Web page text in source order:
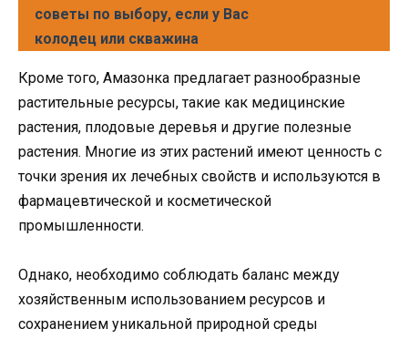
советы по выбору, если у Вас
колодец или скважина
Кроме того, Амазонка предлагает разнообразные
растительные ресурсы, такие как медицинские
растения, плодовые деревья и другие полезные
растения. Многие из этих растений имеют ценность с
точки зрения их лечебных свойств и используются в
фармацевтической и косметической
промышленности.
Однако, необходимо соблюдать баланс между
хозяйственным использованием ресурсов и
сохранением уникальной природной среды